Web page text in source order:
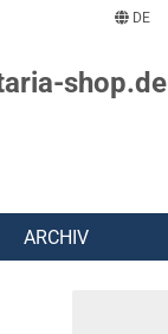
DE
shop.de
ARCHIV